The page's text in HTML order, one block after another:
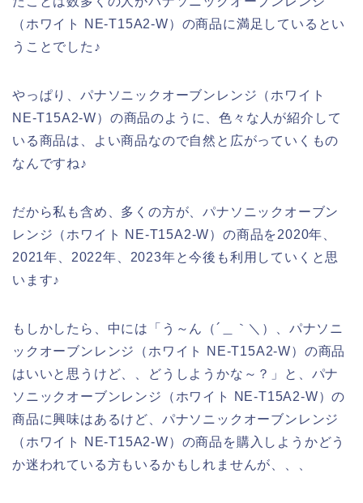
（ホワイト NE-T15A2-W）の商品に満足しているとい
うことでした♪
やっぱり、パナソニックオーブンレンジ（ホワイト
NE-T15A2-W）の商品のように、色々な人が紹介して
いる商品は、よい商品なので自然と広がっていくもの
なんですね♪
だから私も含め、多くの方が、パナソニックオーブン
レンジ（ホワイト NE-T15A2-W）の商品を2020年、
2021年、2022年、2023年と今後も利用していくと思
います♪
もしかしたら、中には「う～ん（´＿｀＼）、パナソニ
ックオーブンレンジ（ホワイト NE-T15A2-W）の商品
はいいと思うけど、、どうしようかな～？」と、パナ
ソニックオーブンレンジ（ホワイト NE-T15A2-W）の
商品に興味はあるけど、パナソニックオーブンレンジ
（ホワイト NE-T15A2-W）の商品を購入しようかどう
か迷われている方もいるかもしれませんが、、、